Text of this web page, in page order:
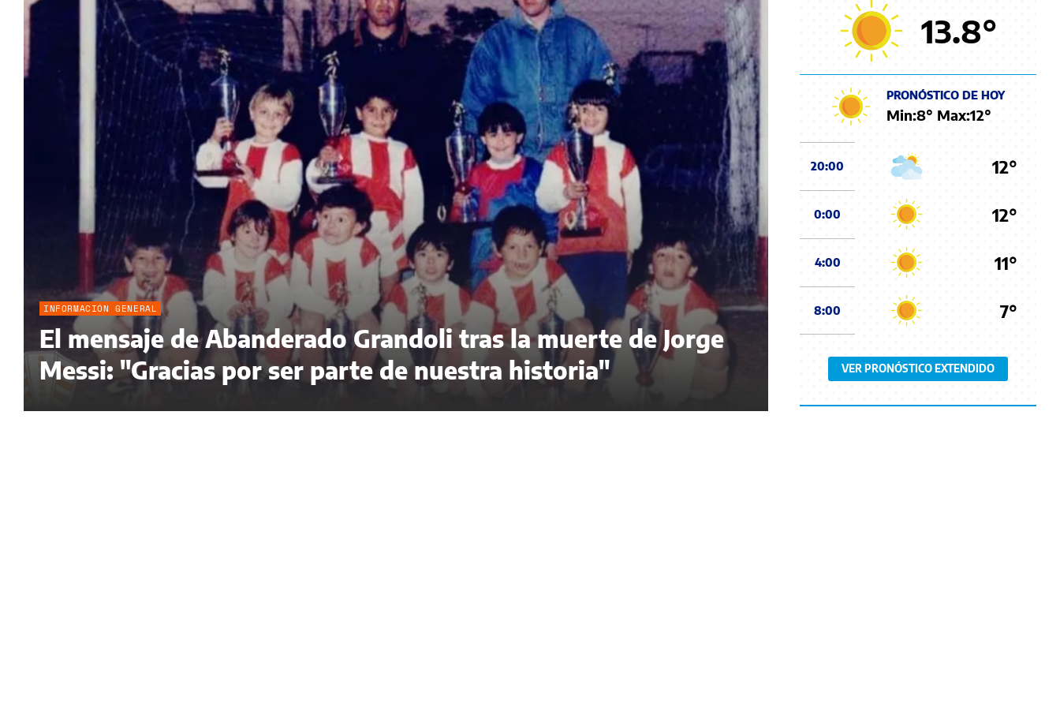
INFORMACIÓN GENERAL
El mensaje de Abanderado Grandoli tras la muerte de Jorge
Messi: "Gracias por ser parte de nuestra historia"
13.8°
PRONÓSTICO DE HOY
Min:8° Max:12°
20:00 12°
0:00 12°
4:00 11°
8:00 7°
VER PRONÓSTICO EXTENDIDO